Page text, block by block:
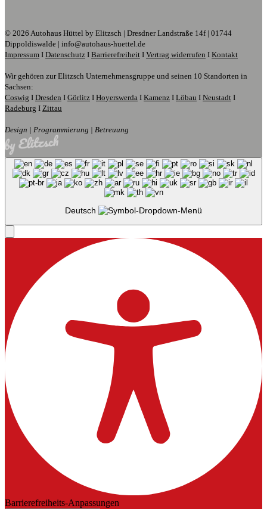
© 2026 Autohaus Hüttel by Elitzsch | Dresdner Landstraße 14f | 01744
Dippoldiswalde | info@autohaus-huettel.de
Impressum I Datenschutz I Barrierefreiheit I Vertrag widerrufen I Kontakt
Wir gehören zur Elitzsch Unternehmensgruppe und seinen 10 Standorten in
Sachsen:
Coswig I Dresden I Görlitz I Hoyerswerda I Kamenz I Löbau I Neustadt I
Radeburg I Zittau
Design | Programmierung | Betreuung
Deutsch
Barrierefreiheits-Anpassungen